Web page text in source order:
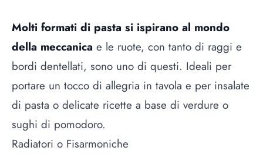
Molti formati di pasta si ispirano al mondo
della meccanica e le ruote, con tanto di raggi e
bordi dentellati, sono uno di questi. Ideali per
portare un tocco di allegria in tavola e per insalate
di pasta o delicate ricette a base di verdure o
sughi di pomodoro.
Radiatori o Fisarmoniche